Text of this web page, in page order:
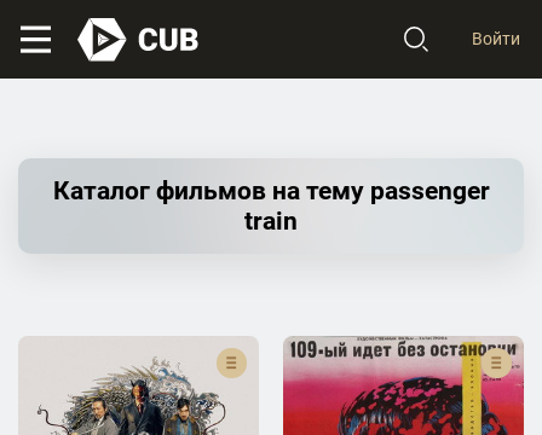
Войти
Каталог фильмов на тему passenger
train